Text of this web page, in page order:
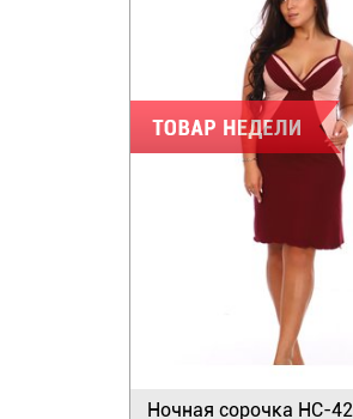
Ночная сорочка НС-42